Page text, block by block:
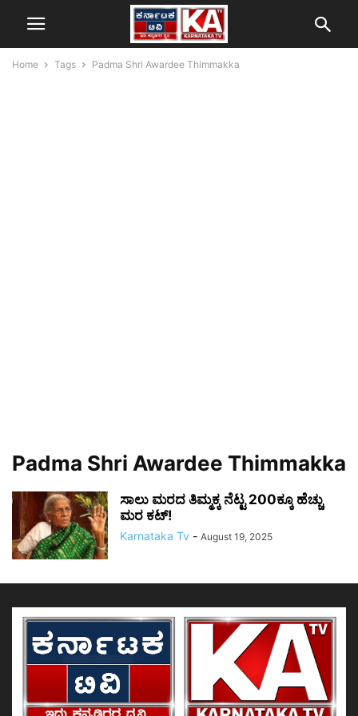
Home Tags Padma Shri Awardee Thimmakka
Padma Shri Awardee Thimmakka
ಸಾಲು ಮರದ ತಿಮ್ಮಕ್ಕ ನೆಟ್ಟ 200ಕ್ಕೂ ಹೆಚ್ಚು
ಮರ ಕಟ್!
Karnataka Tv - August 19, 2025